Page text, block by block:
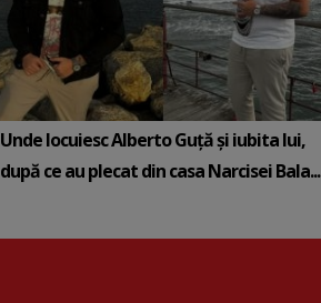
Unde locuiesc Alberto Guță și iubita lui,
după ce au plecat din casa Narcisei Bala...